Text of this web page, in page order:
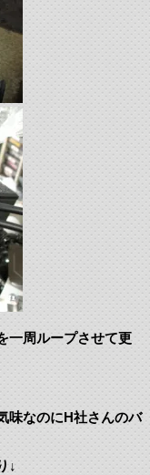
一周ループさせて更
味なのにH社さんのバ
↓